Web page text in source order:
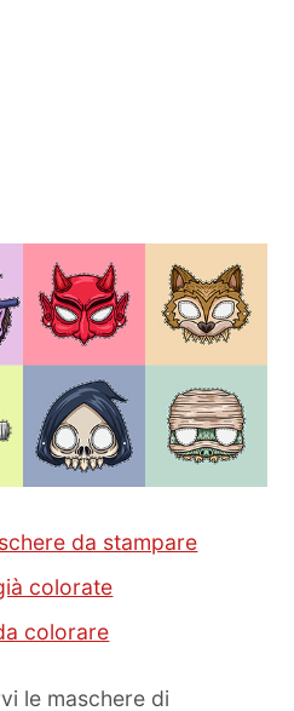
da stampare
colorate
colorare
le maschere di